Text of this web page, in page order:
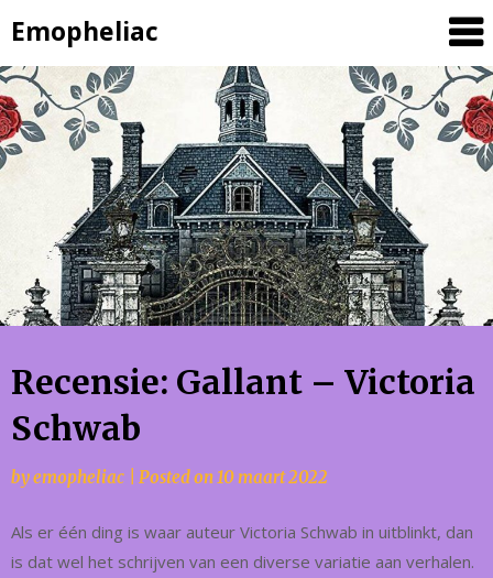
to
content
Emopheliac
Recensie: Gallant – Victoria
Schwab
byemopheliac Posted on10 maart 2022
Als er één ding is waar auteur Victoria Schwab in uitblinkt, dan
is dat wel het schrijven van een diverse variatie aan verhalen.